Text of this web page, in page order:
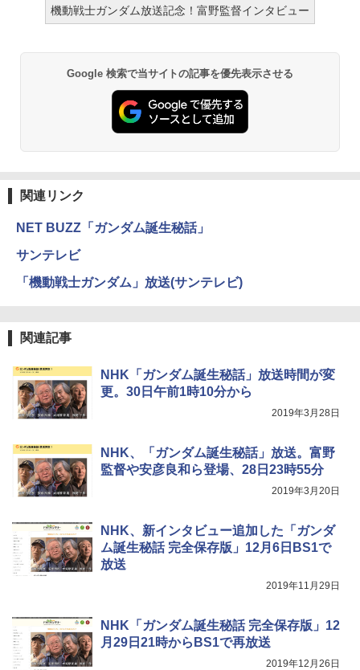
機動戦士ガンダム放送記念！富野監督インタビュー
Google 検索で当サイトの記事を優先表示させる
関連リンク
NET BUZZ「ガンダム誕生秘話」
サンテレビ
「機動戦士ガンダム」放送(サンテレビ)
関連記事
NHK「ガンダム誕生秘話」放送時間が変
更。30日午前1時10分から
2019年3月28日
NHK、「ガンダム誕生秘話」放送。富野
監督や安彦良和ら登場、28日23時55分
2019年3月20日
NHK、新インタビュー追加した「ガンダ
ム誕生秘話 完全保存版」12月6日BS1で
放送
2019年11月29日
NHK「ガンダム誕生秘話 完全保存版」12
月29日21時からBS1で再放送
2019年12月26日